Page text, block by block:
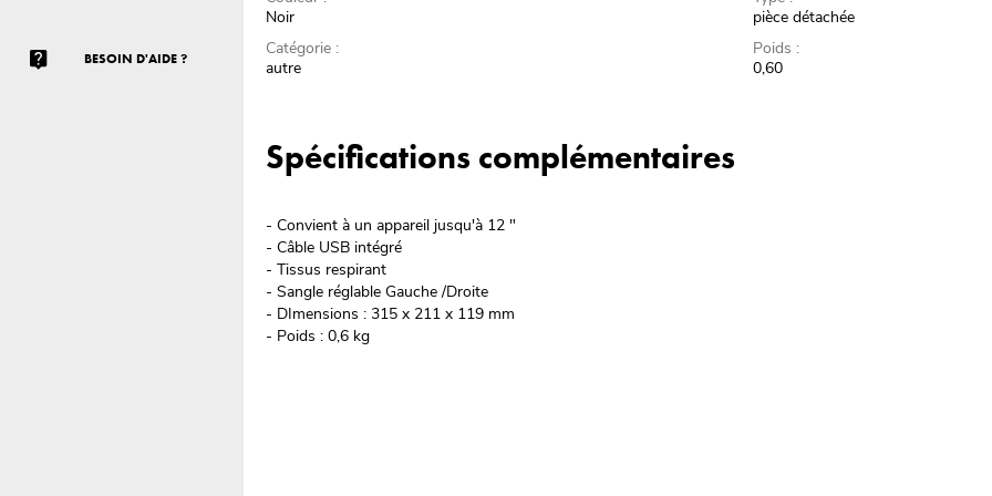
BESOIN D'AIDE ?
Noir
Catégorie :
autre
pièce détachée
Poids :
0,60
Spécifications complémentaires
- Convient à un appareil jusqu'à 12 "
- Câble USB intégré
- Tissus respirant
- Sangle réglable Gauche /Droite
- DImensions : 315 x 211 x 119 mm
- Poids : 0,6 kg